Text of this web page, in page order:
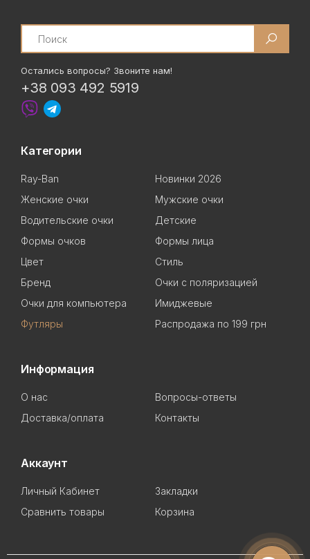
Search
Остались вопросы? Звоните нам!
+38 093 492 5919
Категории
Ray-Ban
Новинки 2026
Женские очки
Мужские очки
Водительские очки
Детские
Формы очков
Формы лица
Цвет
Стиль
Бренд
Очки с поляризацией
Очки для компьютера
Имиджевые
Футляры
Распродажа по 199 грн
Информация
О нас
Вопросы-ответы
Доставка/оплата
Контакты
Аккаунт
Личный Кабинет
Закладки
Сравнить товары
Корзина